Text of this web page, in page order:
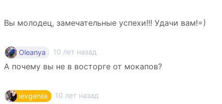
Вы молодец, замечательные успехи!!! Удачи вам!=)
Oleanya 10 лет назад
А почему вы не в восторге от мокапов?
ievgeniia 10 лет назад